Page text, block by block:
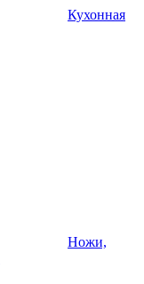
Кухонная
Ножи,